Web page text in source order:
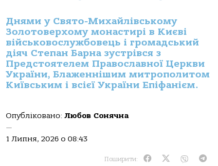
Днями у Свято-Михайлівському
Золотоверхому монастирі в Києві
військовослужбовець і громадський
діяч Степан Барна зустрівся з
Предстоятелем Православної Церкви
України, Блаженнішим митрополитом
Київським і всієї України Епіфанієм.
Опубліковано: Любов Сонячна
—
1 Липня, 2026 о 08:43
Поширити: